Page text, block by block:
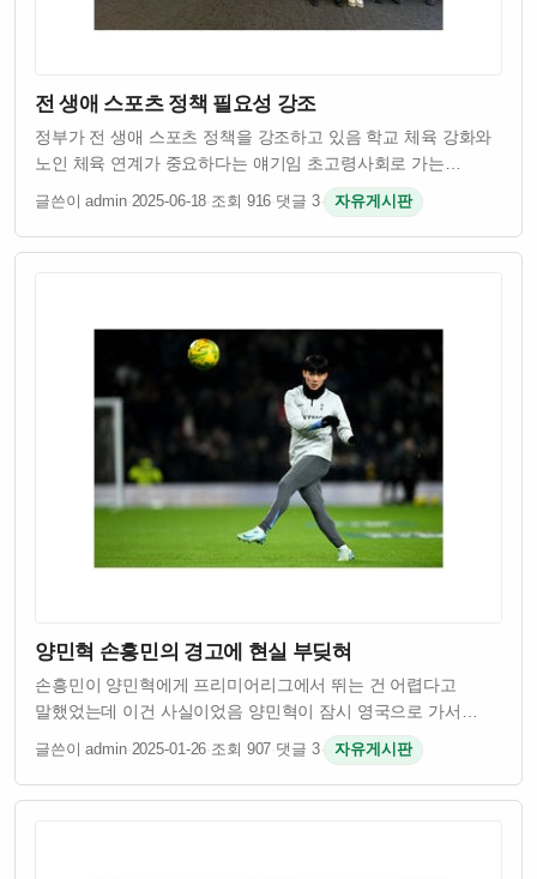
전 생애 스포츠 정책 필요성 강조
정부가 전 생애 스포츠 정책을 강조하고 있음 학교 체육 강화와
노인 체육 연계가 중요하다는 얘기임 초고령사회로 가는
한국에서 건강한 노년을 위한 체육 정책이 절실함 스포츠를
통해 어릴 때부터 건강하게 키우고 늙을수록도 운동으로 삶의
질 유지하려는 접근이 필요하다는 거임…
글쓴이 admin·2025-06-18·조회 916·댓글 3· 자유게시판
양민혁 손흥민의 경고에 현실 부딪혀
손흥민이 양민혁에게 프리미어리그에서 뛰는 건 어렵다고
말했었는데 이건 사실이었음 양민혁이 잠시 영국으로 가서
테스트를 받았는데 결과가 좋지 않았다고 함 프리미어리그는
세계 최고 수준의 리그라서 선수들이 들어가기 쉽지 않다는 걸
손흥민이 잘 알고 있었던 거임 양민혁은 어…
글쓴이 admin·2025-01-26·조회 907·댓글 3· 자유게시판